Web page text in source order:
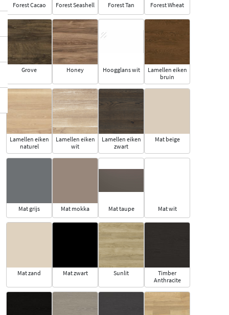
Forest Cacao Forest Seashell Forest Tan Forest Wheat
Grove Honey Hoogglans wit
Lamellen eiken
bruin
Lamellen eiken
naturel
Lamellen eiken
wit
Lamellen eiken
zwart
Mat beige
Mat grijs Mat mokka Mat taupe Mat wit
Mat zand Mat zwart Sunlit
Timber
Anthracite